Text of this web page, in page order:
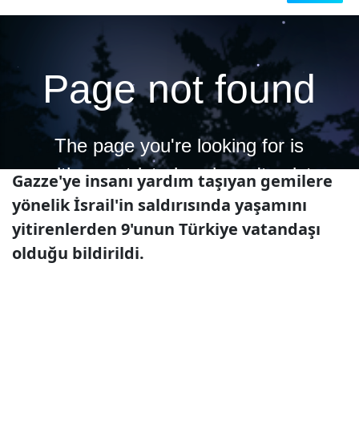
Gazze'ye insanı yardım taşıyan gemilere
yönelik İsrail'in saldırısında yaşamını
yitirenlerden 9'unun Türkiye vatandaşı
olduğu bildirildi.